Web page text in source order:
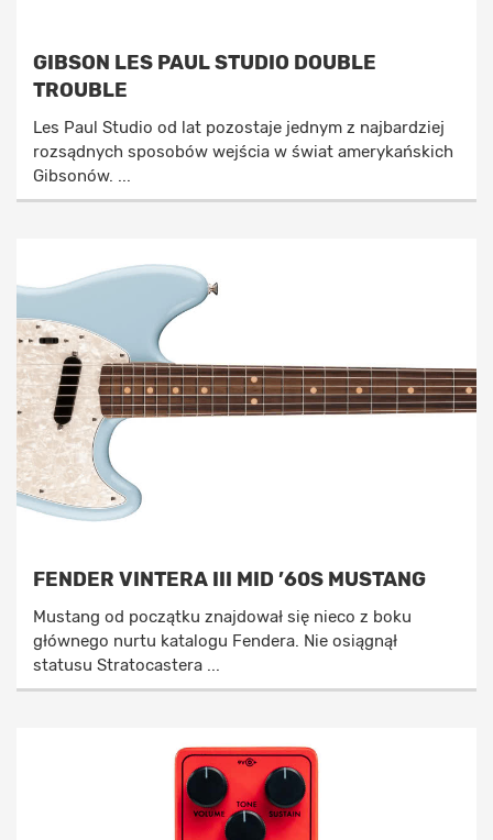
GIBSON LES PAUL STUDIO DOUBLE
TROUBLE
Les Paul Studio od lat pozostaje jednym z najbardziej
rozsądnych sposobów wejścia w świat amerykańskich
Gibsonów. ...
FENDER VINTERA III MID ’60S MUSTANG
Mustang od początku znajdował się nieco z boku
głównego nurtu katalogu Fendera. Nie osiągnął
statusu Stratocastera ...